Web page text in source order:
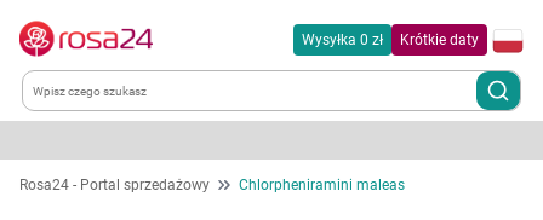
Wysyłka 0 zł Krótkie daty
Kategorie
Rosa24 - Portal sprzedażowy Chlorpheniramini maleas